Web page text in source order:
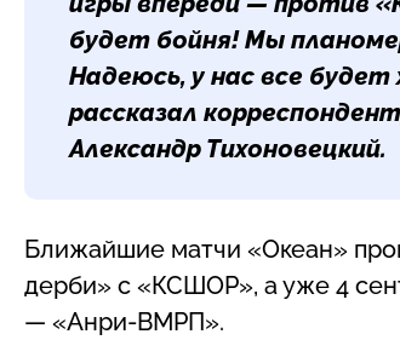
будет бойня! Мы
Надеюсь, у нас все
рассказал
Александр Тихоновецкий.
Ближайшие матчи «Океан»
дерби» с «КСШОР», а уже 4
— «Анри-ВМРП».